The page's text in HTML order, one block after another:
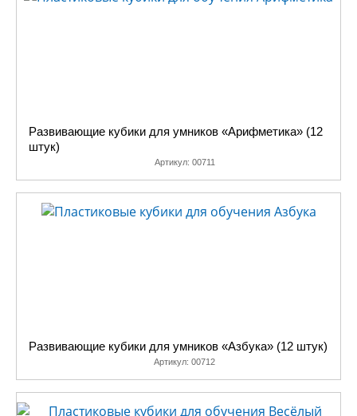
Развивающие кубики для умников «Арифметика» (12
штук)
Артикул: 00711
Развивающие кубики для умников «Азбука» (12 штук)
Артикул: 00712